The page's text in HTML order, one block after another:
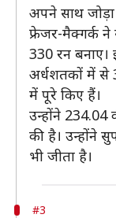
अपने साथ जोड़ा
फ्रेजर-मैक्गर्क
330 रन
अर्धशतकों में से
में पूरे किए हैं।
उन्होंने 234.04
की है। उन्होंने
भी जीता है।
#3